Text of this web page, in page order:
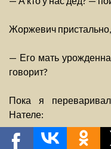
Жоржевич пристально,
— Его мать
говорит?
Пока я
Нателе:
— Надо предупредить